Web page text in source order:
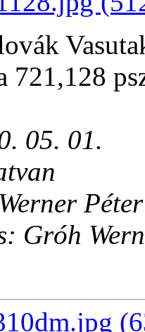
721,128
05. 01.
Péter
Gróh